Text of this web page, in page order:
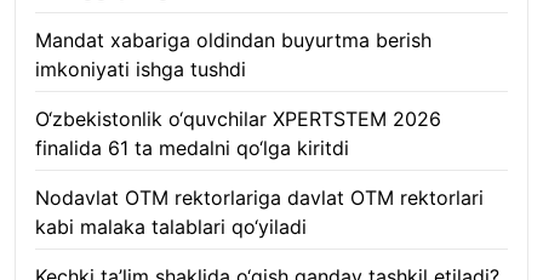
Mandat xabariga oldindan buyurtma berish
imkoniyati ishga tushdi
O‘zbekistonlik o‘quvchilar XPERTSTEM 2026
finalida 61 ta medalni qo‘lga kiritdi
Nodavlat OTM rektorlariga davlat OTM rektorlari
kabi malaka talablari qo‘yiladi